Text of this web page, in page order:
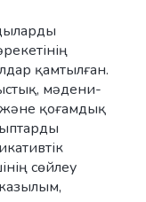
қамтылған.
мәдени-
және қоғамдық
сөйлеу